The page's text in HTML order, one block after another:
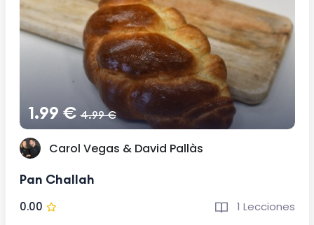
1.99 €4.99 €
Carol Vegas & David Pallàs
Pan Challah
0.00
1 Lecciones